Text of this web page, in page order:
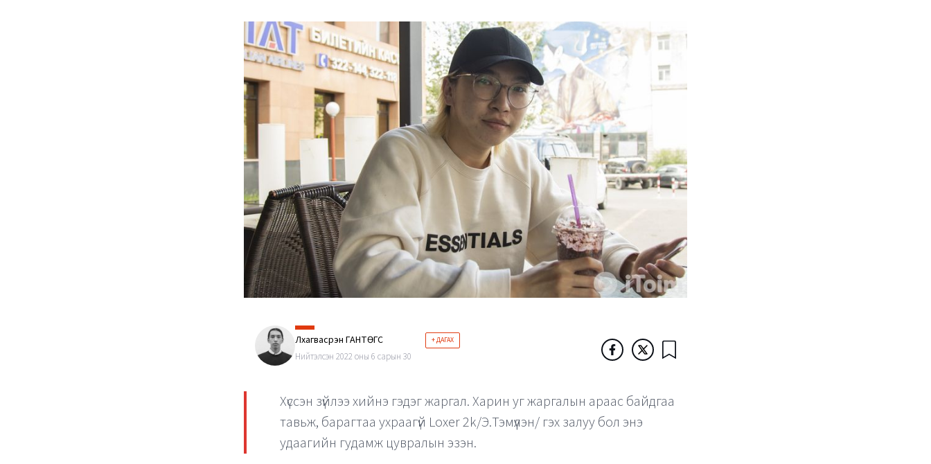
Лхагвасүрэн ГАНТӨГС + ДАГАХ
Нийтэлсэн 2022 оны 6 сарын 30
Хүссэн зүйлээ хийнэ гэдэг жаргал. Харин уг жаргалын араас байдгаа
тавьж, барагтаа ухраагүй Loxer 2k/Э.Тэмүүлэн/ гэх залуу бол энэ
удаагийн гудамж цувралын эзэн.